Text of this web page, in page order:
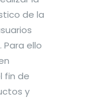
de la
ello
fin de
y